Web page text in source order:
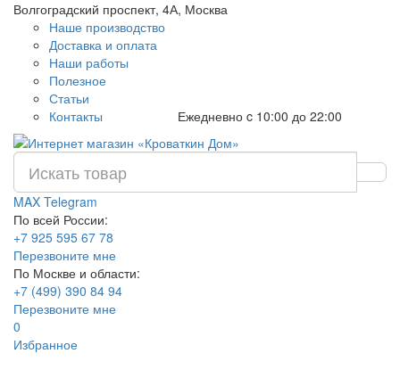
Волгоградский проспект, 4А, Москва
Наше производство
Доставка и оплата
Наши работы
Полезное
Статьи
Контакты
Ежедневно c 10:00 до 22:00
MAX Telegram
По всей России:
+7 925 595 67 78
Перезвоните мне
По Москве и области:
+7 (499) 390 84 94
Перезвоните мне
0
Избранное